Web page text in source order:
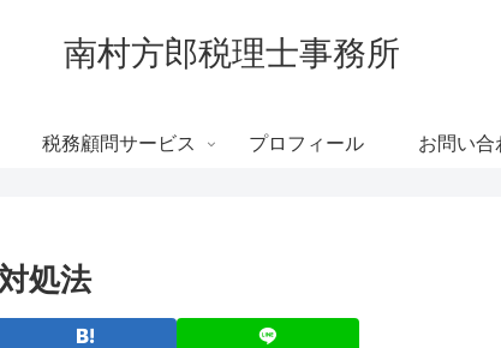
南村方郎税理士事務所
税務顧問サービス プロフィール お問い合
処法